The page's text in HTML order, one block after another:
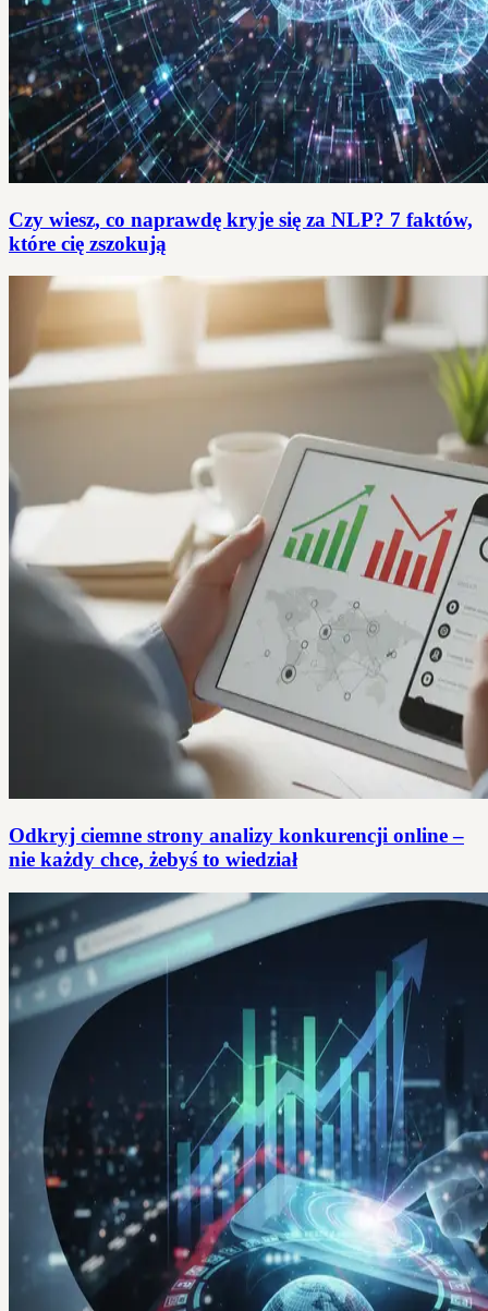
Czy wiesz, co naprawdę kryje się za NLP? 7 faktów,
które cię zszokują
Odkryj ciemne strony analizy konkurencji online –
nie każdy chce, żebyś to wiedział